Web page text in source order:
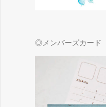
◎メンバーズカード